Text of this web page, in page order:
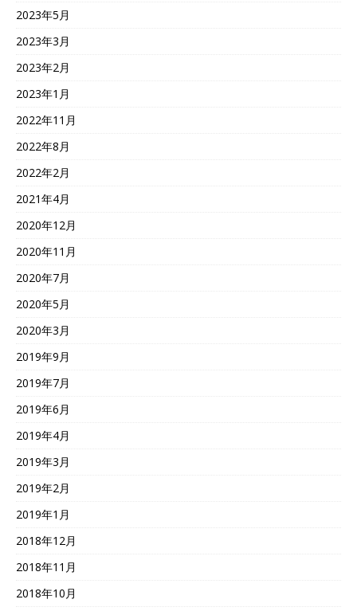
2023年5月
2023年3月
2023年2月
2023年1月
2022年11月
2022年8月
2022年2月
2021年4月
2020年12月
2020年11月
2020年7月
2020年5月
2020年3月
2019年9月
2019年7月
2019年6月
2019年4月
2019年3月
2019年2月
2019年1月
2018年12月
2018年11月
2018年10月